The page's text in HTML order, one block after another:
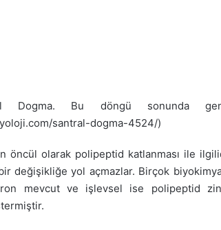
Dogma. Bu döngü sonunda
santral-dogma-4524/)
öncül olarak polipeptid katlanması ile
değişikliğe yol açmazlar. Birçok
mevcut ve işlevsel ise polipeptid